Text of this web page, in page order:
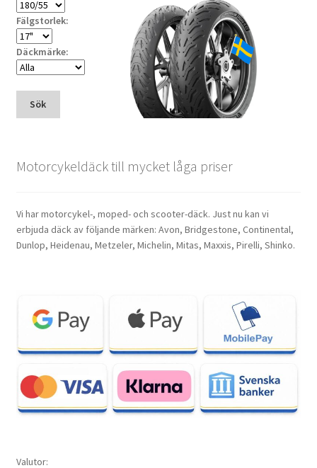
Fälgstorlek:
Däckmärke:
Sök
Motorcykeldäck till mycket låga priser
Vi har motorcykel-, moped- och scooter-däck. Just nu kan vi
erbjuda däck av följande märken: Avon, Bridgestone, Continental,
Dunlop, Heidenau, Metzeler, Michelin, Mitas, Maxxis, Pirelli, Shinko.
Valutor: